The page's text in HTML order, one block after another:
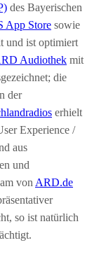
des Bayerischen
App Store sowie
und ist optimiert
Audiothek mit
die
der
erhielt
Experience /
aus
und
von ARD.de
so ist natürlich